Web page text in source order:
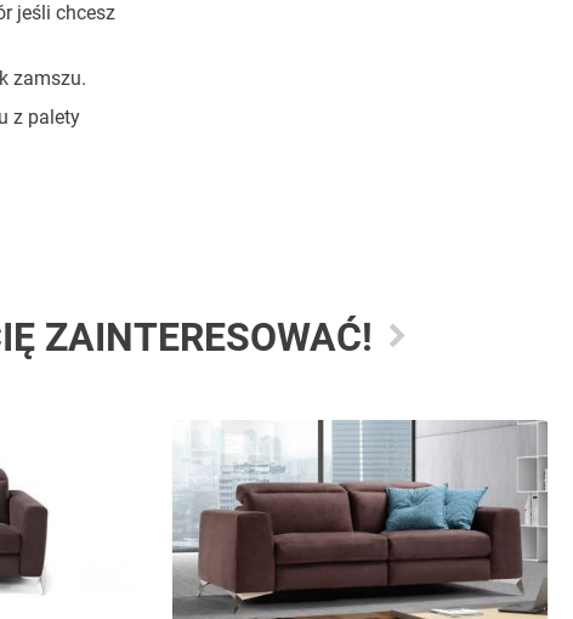
jeśli chcesz
zamszu.
z palety
ZAINTERESOWAĆ!